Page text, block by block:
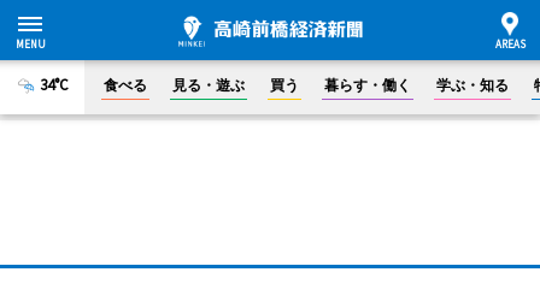
34°C 食べる 見る・遊ぶ 買う 暮らす・働く 学ぶ・知る